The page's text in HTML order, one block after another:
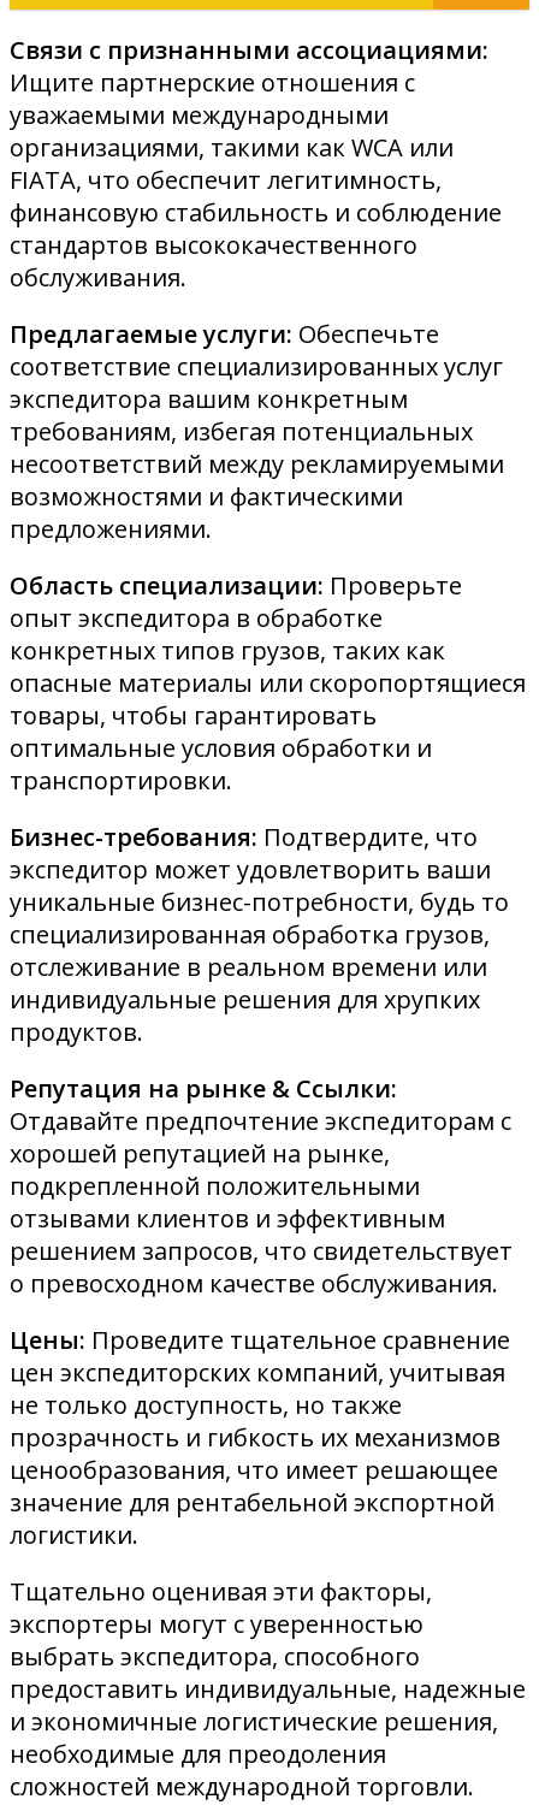
Связи с признанными ассоциациями:
Ищите партнерские отношения с
уважаемыми международными
организациями, такими как WCA или
FIATA, что обеспечит легитимность,
финансовую стабильность и соблюдение
стандартов высококачественного
обслуживания.
Предлагаемые услуги: Обеспечьте
соответствие специализированных услуг
экспедитора вашим конкретным
требованиям, избегая потенциальных
несоответствий между рекламируемыми
возможностями и фактическими
предложениями.
Область специализации: Проверьте
опыт экспедитора в обработке
конкретных типов грузов, таких как
опасные материалы или скоропортящиеся
товары, чтобы гарантировать
оптимальные условия обработки и
транспортировки.
Бизнес-требования: Подтвердите, что
экспедитор может удовлетворить ваши
уникальные бизнес-потребности, будь то
специализированная обработка грузов,
отслеживание в реальном времени или
индивидуальные решения для хрупких
продуктов.
Репутация на рынке & Ссылки:
Отдавайте предпочтение экспедиторам с
хорошей репутацией на рынке,
подкрепленной положительными
отзывами клиентов и эффективным
решением запросов, что свидетельствует
о превосходном качестве обслуживания.
Цены: Проведите тщательное сравнение
цен экспедиторских компаний, учитывая
не только доступность, но также
прозрачность и гибкость их механизмов
ценообразования, что имеет решающее
значение для рентабельной экспортной
логистики.
Тщательно оценивая эти факторы,
экспортеры могут с уверенностью
выбрать экспедитора, способного
предоставить индивидуальные, надежные
и экономичные логистические решения,
необходимые для преодоления
сложностей международной торговли.